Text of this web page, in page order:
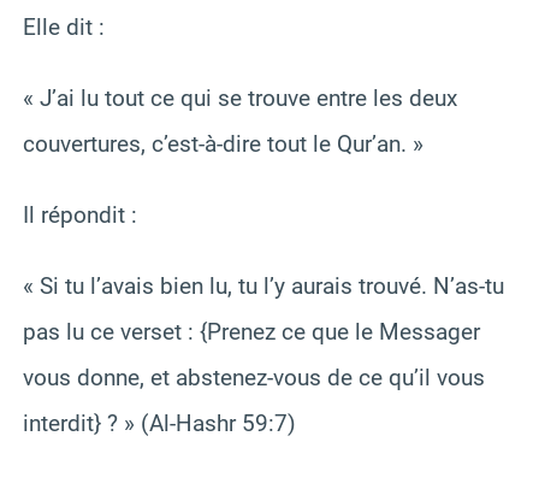
Elle dit :
« J’ai lu tout ce qui se trouve entre les deux
couvertures, c’est-à-dire tout le Qur’an. »
Il répondit :
« Si tu l’avais bien lu, tu l’y aurais trouvé. N’as-tu
pas lu ce verset : {Prenez ce que le Messager
vous donne, et abstenez-vous de ce qu’il vous
interdit} ? » (Al-Hashr 59:7)